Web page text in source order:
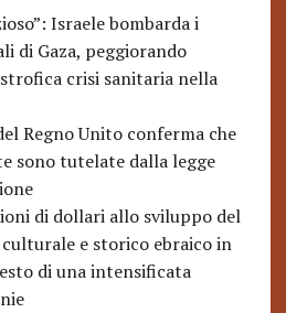
Israele bombarda i
di Gaza, peggiorando
crisi sanitaria nella
Regno Unito conferma che
sono tutelate dalla legge
di dollari allo sviluppo del
e storico ebraico in
di una intensificata